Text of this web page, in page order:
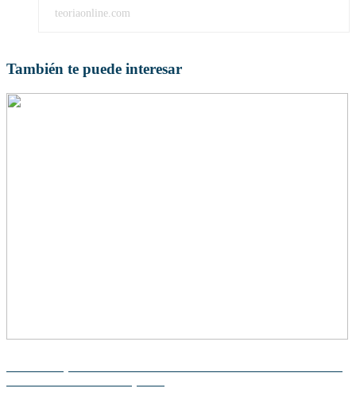
teoriaonline.com
También te puede interesar